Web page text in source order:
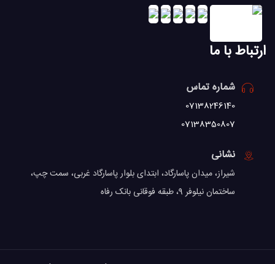
ارتباط با ما
شماره تماس
07138246140
07138350807
نشانی
شیراز، میدان پاسارگاد، ابتدای بلوار پاسارگاد غربی، سمت چپ،
ساختمان نیلوفر 9، طبقه فوقانی بانک رفاه